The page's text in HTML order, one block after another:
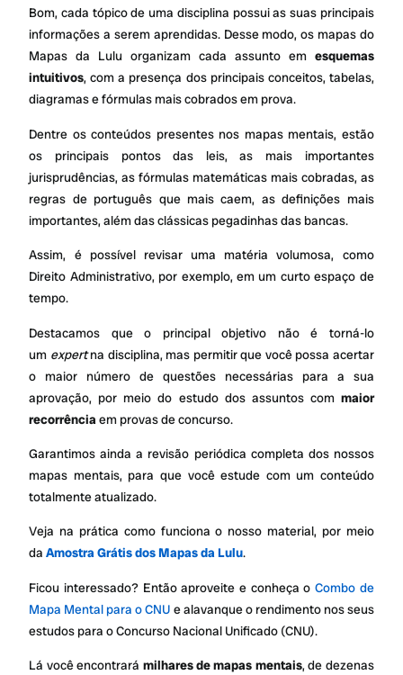
Bom, cada tópico de uma disciplina possui as suas principais
informações a serem aprendidas. Desse modo, os mapas do
Mapas da Lulu organizam cada assunto em esquemas
intuitivos, com a presença dos principais conceitos, tabelas,
diagramas e fórmulas mais cobrados em prova.
Dentre os conteúdos presentes nos mapas mentais, estão
os principais pontos das leis, as mais importantes
jurisprudências, as fórmulas matemáticas mais cobradas, as
regras de português que mais caem, as definições mais
importantes, além das clássicas pegadinhas das bancas.
Assim, é possível revisar uma matéria volumosa, como
Direito Administrativo, por exemplo, em um curto espaço de
tempo.
Destacamos que o principal objetivo não é torná-lo
um expertna disciplina, mas permitir que você possa acertar
o maior número de questões necessárias para a sua
aprovação, por meio do estudo dos assuntos com maior
recorrênciaem provas de concurso.
Garantimos ainda a revisão periódica completa dos nossos
mapas mentais, para que você estude com um conteúdo
totalmente atualizado.
Veja na prática como funciona o nosso material, por meio
daAmostra Grátis dos Mapas da Lulu.
Ficou interessado? Então aproveite e conheça o Combo de
Mapa Mental para o CNU e alavanque o rendimento nos seus
estudos para o Concurso Nacional Unificado (CNU).
Lá você encontrará milhares de mapas mentais, de dezenas